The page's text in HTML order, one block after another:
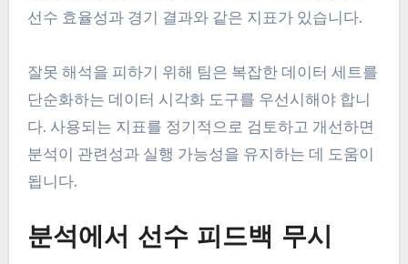
선수 효율성과 경기 결과와 같은 지표가 있습니다.
잘못 해석을 피하기 위해 팀은 복잡한 데이터 세트를
단순화하는 데이터 시각화 도구를 우선시해야 합니
다. 사용되는 지표를 정기적으로 검토하고 개선하면
분석이 관련성과 실행 가능성을 유지하는 데 도움이
됩니다.
분석에서 선수 피드백 무시